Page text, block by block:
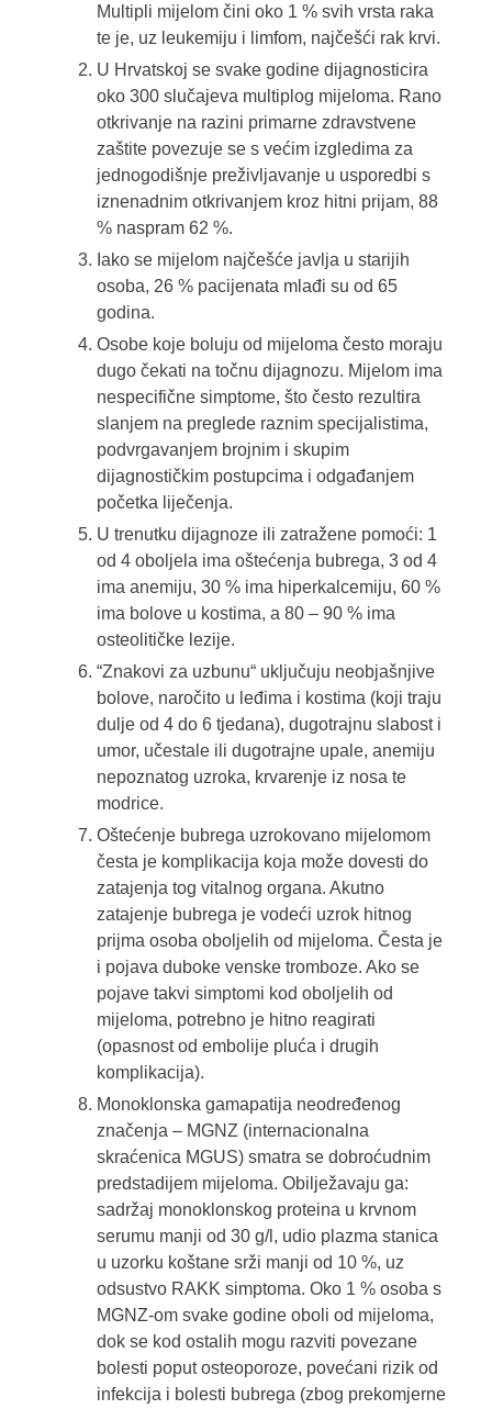
Multipli mijelom čini oko 1 % svih vrsta raka
te je, uz leukemiju i limfom, najčešći rak krvi.
U Hrvatskoj se svake godine dijagnosticira
oko 300 slučajeva multiplog mijeloma. Rano
otkrivanje na razini primarne zdravstvene
zaštite povezuje se s većim izgledima za
jednogodišnje preživljavanje u usporedbi s
iznenadnim otkrivanjem kroz hitni prijam, 88
% naspram 62 %.
Iako se mijelom najčešće javlja u starijih
osoba, 26 % pacijenata mlađi su od 65
godina.
Osobe koje boluju od mijeloma često moraju
dugo čekati na točnu dijagnozu. Mijelom ima
nespecifične simptome, što često rezultira
slanjem na preglede raznim specijalistima,
podvrgavanjem brojnim i skupim
dijagnostičkim postupcima i odgađanjem
početka liječenja.
U trenutku dijagnoze ili zatražene pomoći: 1
od 4 oboljela ima oštećenja bubrega, 3 od 4
ima anemiju, 30 % ima hiperkalcemiju, 60 %
ima bolove u kostima, a 80 – 90 % ima
osteolitičke lezije.
“Znakovi za uzbunu“ uključuju neobjašnjive
bolove, naročito u leđima i kostima (koji traju
dulje od 4 do 6 tjedana), dugotrajnu slabost i
umor, učestale ili dugotrajne upale, anemiju
nepoznatog uzroka, krvarenje iz nosa te
modrice.
Oštećenje bubrega uzrokovano mijelomom
česta je komplikacija koja može dovesti do
zatajenja tog vitalnog organa. Akutno
zatajenje bubrega je vodeći uzrok hitnog
prijma osoba oboljelih od mijeloma. Česta je
i pojava duboke venske tromboze. Ako se
pojave takvi simptomi kod oboljelih od
mijeloma, potrebno je hitno reagirati
(opasnost od embolije pluća i drugih
komplikacija).
Monoklonska gamapatija neodređenog
značenja – MGNZ (internacionalna
skraćenica MGUS) smatra se dobroćudnim
predstadijem mijeloma. Obilježavaju ga:
sadržaj monoklonskog proteina u krvnom
serumu manji od 30 g/l, udio plazma stanica
u uzorku koštane srži manji od 10 %, uz
odsustvo RAKK simptoma. Oko 1 % osoba s
MGNZ-om svake godine oboli od mijeloma,
dok se kod ostalih mogu razviti povezane
bolesti poput osteoporoze, povećani rizik od
infekcija i bolesti bubrega (zbog prekomjerne